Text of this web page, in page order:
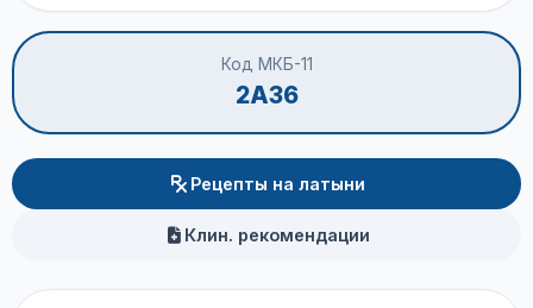
Код МКБ-11
2A36
Рецепты на латыни
Клин. рекомендации